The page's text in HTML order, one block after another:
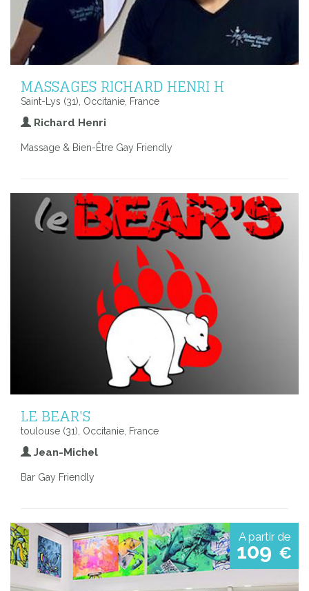
MASSAGES RICHARD HENRI H
Saint-Lys (31), Occitanie, France
Richard Henri
Massage & Bien-Être Gay Friendly
LE BEAR'S
toulouse (31), Occitanie, France
Jean-Michel
Bar Gay Friendly
A partir de
109 €